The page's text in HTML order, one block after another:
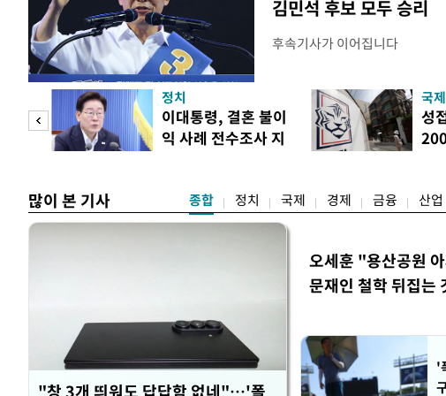
김민석 후보 모두 승리
후속기사가 이어집니다
정치
이대통령, 결혼 불이
익 사례 전수조사 지
국제
성
많이 본 기사 종합 정치 국제 경제 금융 산업
"창 3개 띄워도 답답함 없네"…'폴
오세훈 "용산공원
문재인 철학 뒤집는
'